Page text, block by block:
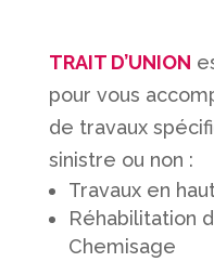
TRAIT D’UNION
pour vous
de travaux
sinistre ou non :
Travaux en
Réhabilitation
Chemisage